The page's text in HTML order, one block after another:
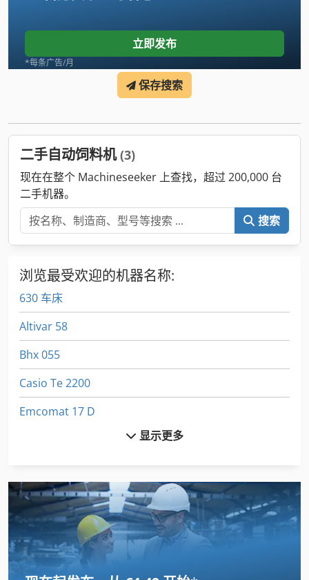
立即发布
*每条广告/月
保存搜索
二手自动饲料机(3)
现在在整个 Machineseeker 上查找，超过 200,000 台
二手机器。
搜索
浏览最受欢迎的机器名称:
630 车床
Altivar 58
Bhx 055
Casio Te 2200
Emcomat 17 D
Fecken Kirfel Aachen Germany
Fuw 250
Fz 0
Gildemeister Ct 20
显示更多